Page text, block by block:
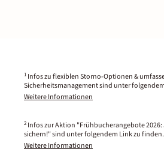
1 Infos zu flexiblen Storno-Optionen &
Sicherheitsmanagement sind unter
Weitere Informationen
2 Infos zur Aktion "Frühbucherangebote
sichern!" sind unter folgendem Link zu finden.
Weitere Informationen